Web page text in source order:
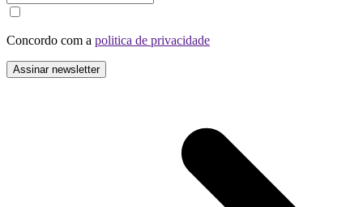
Concordo com a politica de privacidade